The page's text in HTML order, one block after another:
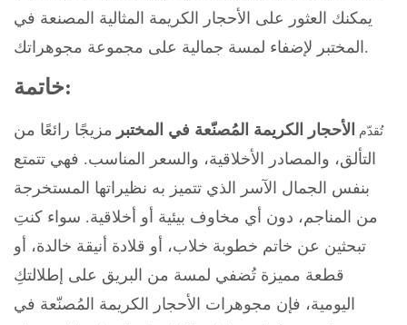
يمكنك العثور على الأحجار الكريمة المثالية المصنعة في
المختبر لإضفاء لمسة جمالية على مجموعة مجوهراتك.
خاتمة:
تُقدّم الأحجار الكريمة المُصنّعة في المختبر مزيجًا رائعًا من
التألق، والمصادر الأخلاقية، والسعر المناسب. فهي تتمتع
بنفس الجمال الآسر الذي تتميز به نظيراتها المستخرجة
من المناجم، دون أي مخاوف بيئية أو أخلاقية. سواء كنتِ
تبحثين عن خاتم خطوبة خلاب، أو قلادة أنيقة خالدة، أو
قطعة مميزة تُضفي لمسة من البريق على إطلالتكِ
اليومية، فإن مجوهرات الأحجار الكريمة المُصنّعة في